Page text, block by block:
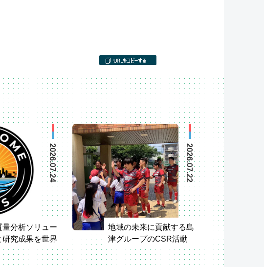
量分析ソリュー
研究成果を世界
国質量分析学会
2026.07.24
地域の未来に貢献する島
津グループのCSR活動
2026.07.22